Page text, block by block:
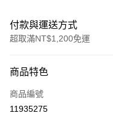
付款與運送方式
超取滿NT$1,200免運
信用卡一次付款
超商取貨付款
商品特色
商品編號
11935275